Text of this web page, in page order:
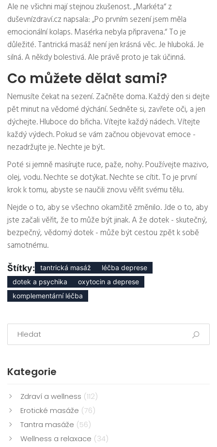
Ale ne všichni mají stejnou zkušenost. „Markéta“ z
duševnízdraví.cz napsala: „Po prvním sezení jsem měla
emocionální kolaps. Masérka nebyla připravena.“ To je
důležité. Tantrická masáž není jen krásná věc. Je hluboká. Je
silná. A někdy bolestivá. Ale právě proto je tak účinná.
Co můžete dělat sami?
Nemusíte čekat na sezení. Začněte doma. Každý den si dejte
pět minut na vědomé dýchání. Sedněte si, zavřete oči, a jen
dýchejte. Hluboce do břicha. Vítejte každý nádech. Vítejte
každý výdech. Pokud se vám začnou objevovat emoce -
nezadržujte je. Nechte je být.
Poté si jemně masírujte ruce, paže, nohy. Používejte mazivo,
olej, vodu. Nechte se dotýkat. Nechte se cítit. To je první
krok k tomu, abyste se naučili znovu věřit svému tělu.
Nejde o to, aby se všechno okamžitě změnilo. Jde o to, aby
jste začali věřit, že to může být jinak. A že dotek - skutečný,
bezpečný, vědomý dotek - může být cestou zpět k sobě
samotnému.
Štítky: tantrická masáž
léčba deprese
dotek a psychika
oxytocin a deprese
komplementární léčba
Kategorie
Zdraví a wellness (112)
Erotické masáže (76)
Tantra masáže (56)
Wellness a relaxace (34)